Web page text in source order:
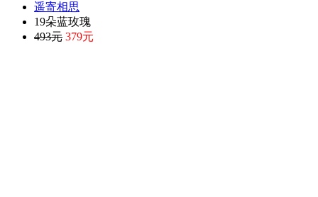
遥寄相思
19朵蓝玫瑰
493元 379元